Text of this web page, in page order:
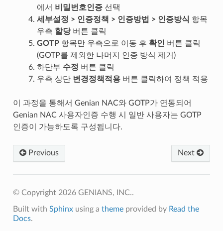
에서 비밀번호인증선택
세부설정 > 인증정책 > 인증방법 > 인증방식 항목
우측 할당버튼 클릭
GOTP항목만 우측으로 이동 후 확인 버튼 클릭
(GOTP를 제외한 나머지 인증 방식 제거)
하단부 수정 버튼 클릭
우측 상단 변경정책적용버튼 클릭하여 정책 적용
이 과정을 통해서 Genian NAC와 GOTP가 연동되어
Genian NAC 사용자인증 수행 시 일반 사용자는 GOTP
인증이 가능하도록 구성됩니다.
Previous Next
© Copyright 2026 GENIANS, INC..
Built with Sphinxusing a themeprovided by Read the
Docs.